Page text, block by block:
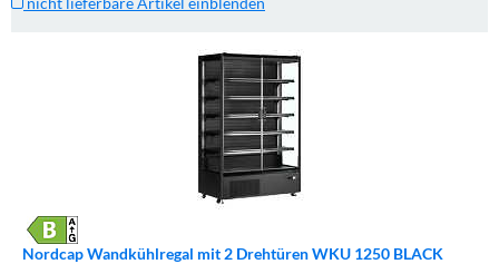
Nordcap Wandkühlregal mit 2 Drehtüren WKU 1250 BLACK